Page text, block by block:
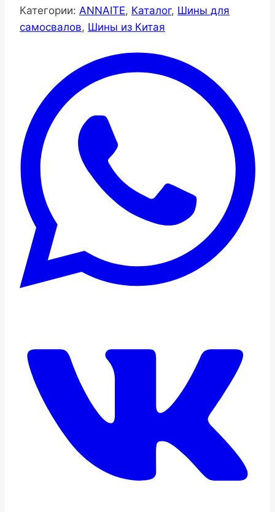
Категории: ANNAITE, Каталог, Шины для
самосвалов, Шины из Китая